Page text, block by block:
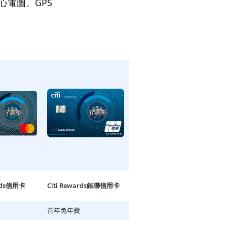
信用卡 Citi Rewards銀聯信用卡
首年免年費